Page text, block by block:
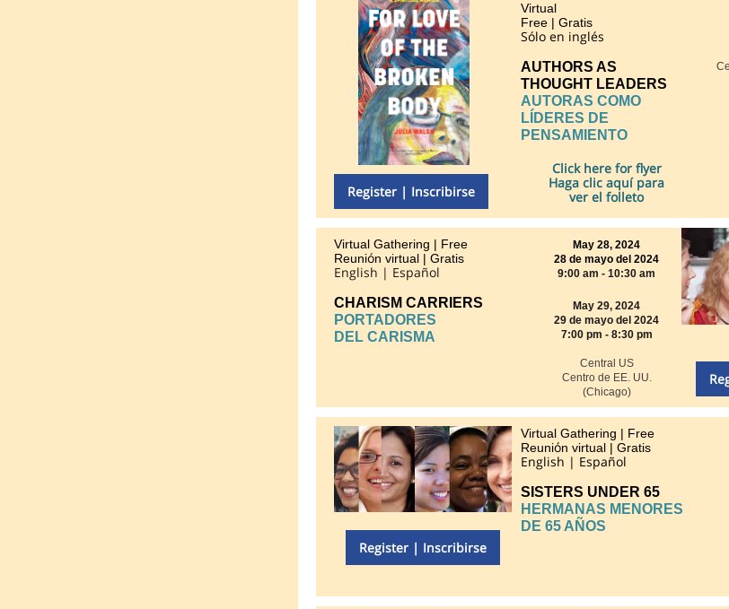
Register | Inscribirse
Virtual
Free | Gratis
Sólo en inglés
AUTHORS AS
THOUGHT LEADERS
AUTORAS COMO
LÍDERES DE
PENSAMIENTO
Click here for flyer
Haga clic aquí para
ver el folleto
Virtual Gathering | Free
Reunión virtual | Gratis
English | Español
CHARISM CARRIERS
PORTADORES
DEL CARISMA
May 28, 2024
28 de mayo del 2024
9:00 am - 10:30 am
May 29, 2024
29 de mayo del 2024
7:00 pm - 8:30 pm
Central US
Centro de EE. UU.
(Chicago)
Register | Inscribirse
Virtual Gathering | Free
Reunión virtual | Gratis
English | Español
SISTERS UNDER 65
HERMANAS MENORES
DE 65 AÑOS